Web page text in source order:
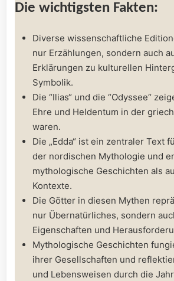
Die wichtigsten⁢ Fakten:
Diverse wissenschaftliche
nur ​Erzählungen, sondern auch
⁣Erklärungen zu kulturellen
Symbolik.
Die ‌“Ilias“ und die ⁢“Odyssee“
Ehre und Heldentum in‍ der
waren.
Die „Edda“ ‍ist ein zentraler Text
der nordischen Mythologie und
mythologische‍ Geschichten ⁣als
Kontexte.
Die Götter in diesen Mythen⁤
nur Übernatürliches, sondern
Eigenschaften und
Mythologische Geschichten
ihrer Gesellschaften und
und⁣ Lebensweisen ‌durch die